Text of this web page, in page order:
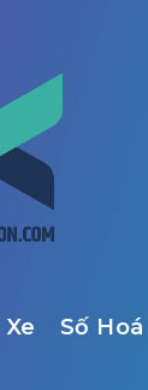
Xe Số Hoá